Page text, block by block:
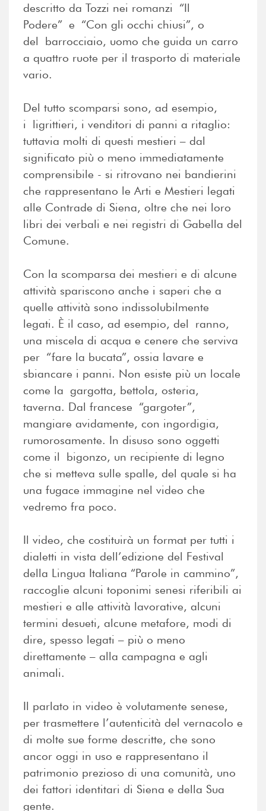
descritto da Tozzi nei romanzi “Il
Podere” e “Con gli occhi chiusi”, o
del barrocciaio, uomo che guida un carro
a quattro ruote per il trasporto di materiale
vario.
Del tutto scomparsi sono, ad esempio,
i ligrittieri, i venditori di panni a ritaglio:
tuttavia molti di questi mestieri – dal
significato più o meno immediatamente
comprensibile - si ritrovano nei bandierini
che rappresentano le Arti e Mestieri legati
alle Contrade di Siena, oltre che nei loro
libri dei verbali e nei registri di Gabella del
Comune.
Con la scomparsa dei mestieri e di alcune
attività spariscono anche i saperi che a
quelle attività sono indissolubilmente
legati. È il caso, ad esempio, del ranno,
una miscela di acqua e cenere che serviva
per “fare la bucata”, ossia lavare e
sbiancare i panni. Non esiste più un locale
come la gargotta, bettola, osteria,
taverna. Dal francese “gargoter”,
mangiare avidamente, con ingordigia,
rumorosamente. In disuso sono oggetti
come il bigonzo, un recipiente di legno
che si metteva sulle spalle, del quale si ha
una fugace immagine nel video che
vedremo fra poco.
Il video, che costituirà un format per tutti i
dialetti in vista dell’edizione del Festival
della Lingua Italiana “Parole in cammino”,
raccoglie alcuni toponimi senesi riferibili ai
mestieri e alle attività lavorative, alcuni
termini desueti, alcune metafore, modi di
dire, spesso legati – più o meno
direttamente – alla campagna e agli
animali.
Il parlato in video è volutamente senese,
per trasmettere l’autenticità del vernacolo e
di molte sue forme descritte, che sono
ancor oggi in uso e rappresentano il
patrimonio prezioso di una comunità, uno
dei fattori identitari di Siena e della Sua
gente.